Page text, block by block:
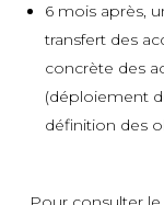
6 mois après,
transfert des
concrète des
(déploiement
définition des